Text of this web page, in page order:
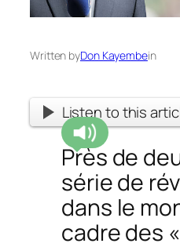
Written byDon Kayembein
Listen to this
Près de
série de
dans le
cadre des